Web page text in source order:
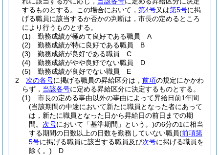
するものとする。
この場合において， 第4号又は第5号に掲
げる職員に該当するか否かの判断は，市長の定めるところ
により行うものとする。
(1)
勤務成績が極めて良好である職員 A
(2)
勤務成績が特に良好である職員 B
(3)
勤務成績が良好である職員 C
(4)
勤務成績がやや良好でない職員 D
(5)
勤務成績が良好でない職員 E
2
次の各号に掲げる職員の昇給区分は， 前項の規定にかかわ
らず， 当該各号に定める昇給区分に決定するものとする。
(1)
市長の定める事由以外の事由によって昇給日前1年間
(当該期間の中途において新たに職員となった者にあって
は，新たに職員となった日から昇給日の前日までの期
間。 次号において「基準期間」という。)の6分の1に相当
する期間の日数以上の日数を勤務していない職員(前項第
5号に掲げる職員に該当する職員及び次号に掲げる職員を
除く。) D